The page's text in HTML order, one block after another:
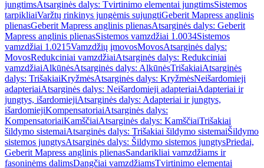
jungtimsAtsarginės dalys: Tvirtinimo elementai jungtimsSistemos
tarpikliaiVaržtų rinkinys jungėmis sujungtiGeberit Mapress anglinis
plienasGeberit Mapress anglinis plienasAtsarginės dalys: Geberit
Mapress anglinis plienasSistemos vamzdžiai 1.0034Sistemos
vamzdžiai 1.0215Vamzdžių įmovosMovosAtsarginės dalys:
MovosRedukciniai vamzdžiaiAtsarginės dalys: Redukciniai
vamzdžiaiAlkūnėsAtsarginės dalys: AlkūnėsTrišakiaiAtsarginės
dalys: TrišakiaiKryžmėsAtsarginės dalys: KryžmėsNeišardomieji
adapteriaiAtsarginės dalys: Neišardomieji adapteriaiAdapteriai ir
jungtys, išardomiejiAtsarginės dalys: Adapteriai ir jungtys,
išardomiejiKompensatoriaiAtsarginės dalys:
KompensatoriaiKamščiaiAtsarginės dalys: KamščiaiTrišakiai
šildymo sistemaiAtsarginės dalys: Trišakiai šildymo sistemaiŠildymo
sistemos jungtysAtsarginės dalys: Šildymo sistemos jungtysPriedai,
Geberit Mapress anglinis plienasSandarikliai vamzdžiams ir
fasoninėms dalimsDangčiai vamzdžiamsTvirtinimo elementai